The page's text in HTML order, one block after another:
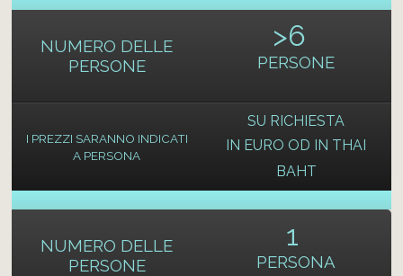
NUMERO DELLE
PERSONE
I PREZZI SARANNO INDICATI
A PERSONA
>6
PERSONE
SU RICHIESTA
IN EURO OD IN THAI
BAHT
NUMERO DELLE
PERSONE
1
PERSONA